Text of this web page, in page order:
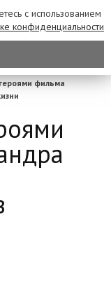
фильма
с использованием
конфиденциальности